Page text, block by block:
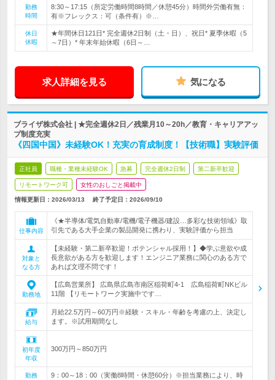
勤務
時間
8:30～17:15（所定労働時間8時間／休憩45分）時間外労働有無：
有※フレックス：可（条件有）※…
休日
休暇
★年間休日121日* 完全週休2日制（土・日）、祝日* 夏季休暇（5
～7日）* 年末年始休暇（6日～…
求人詳細を見る 気になる
ブライザ株式会社 | ★完全週休2日／残業月10～20h／教育・キャリアアッ
プ制度充実
《四国中国》未経験OK！充実の育成制度！【技術職】実験評価
正社員 職種・業種未経験OK 急募 完全週休2日制 第二新卒歓迎
リモートワーク可 女性のおしごと掲載中
情報更新日：2026/03/13 終了予定日： 2026/09/10
仕事内容
《★半導体/電気自動車/電機/電子機器/建設…多彩な技術領域》取
引先である大手企業の製品開発に携わり、実験評価から担当
対象と
なる方
【未経験・第二新卒歓迎！ポテンシャル採用！】◆学ぶ意欲や成
長意欲がある方を歓迎します！エンジニア業務に関心のある方で
あれば文理不問です！
勤務地
【広島営業所】 広島県広島市南区稲荷町4-1 広島稲荷町NKビル
11階 【リモートワーク実施中です…
給与
月給22.5万円～60万円※経験・スキル・年齢を考慮の上、決定し
ます。※試用期間なし
初年度
年収
300万円～850万円
勤務
9：00～18：00（実働8時間・休憩60分）※担当業務により、時